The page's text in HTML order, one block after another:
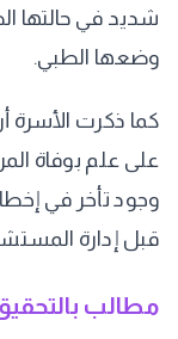
شديد في حالتها
وضعها الطبي.
كما ذكرت الأسرة
على علم بوفاة
وجود تأخر في
قبل إدارة
مطالب